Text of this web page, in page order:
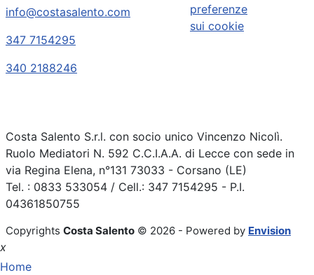
info@costasalento.com
347 7154295
340 2188246
preferenze
sui cookie
Costa Salento S.r.l. con socio unico Vincenzo Nicolì.
Ruolo Mediatori N. 592 C.C.I.A.A. di Lecce con sede in
via Regina Elena, n°131 73033 - Corsano (LE)
Tel. : 0833 533054 / Cell.: 347 7154295 - P.I.
04361850755
Copyrights Costa Salento © 2026 - Powered by Envision
x
Home